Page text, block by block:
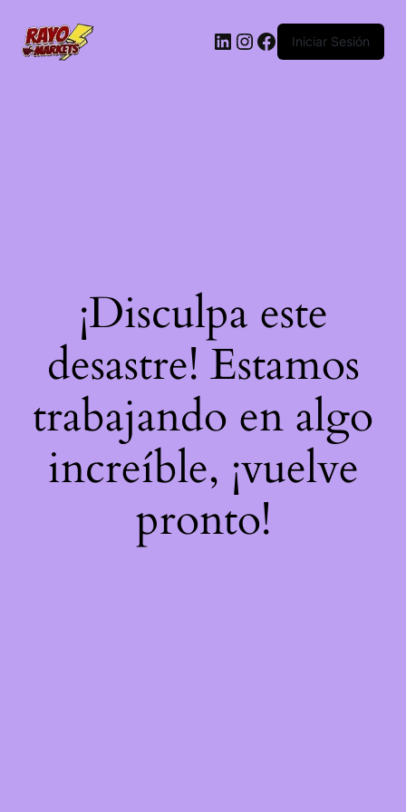
LinkedIn
Instagram
Facebook
Iniciar Sesión
¡Disculpa este
desastre! Estamos
trabajando en algo
increíble, ¡vuelve
pronto!